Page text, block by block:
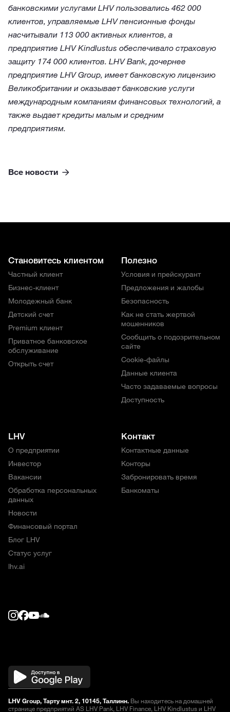
банковскими услугами LHV пользовались 462 000
клиентов, управляемые LHV пенсионные фонды
насчитывали 113 000 активных клиентов, а
предприятие LHV Kindlustus обеспечивало страховую
защиту 174 000 клиентов. LHV Bank, дочернее
предприятие LHV Group, имеет банковскую лицензию
Великобритании и оказывает банковские услуги
международным компаниям финансовых технологий, а
также выдает кредиты малым и средним
предприятиям.
Все новости
Становитесь клиентом
Частный клиент
Бизнес-клиент
Молодежный банк
Детский счет
Premium клиент
Приватное банковское
обслуживание
Открыть счет
Полезно
Условия и прейскурант
Предложения и жалобы
Безопасность
Как не стать жертвой
мошенников
Сообщить о подозрительном
сайте
Cookie-файлы
Данные клиента
Часто задаваемые вопросы
Доступность
LHV
О предприятии
Инвестор
Вакансии
Обработка персональных
данных
Новости
Финансовый портал
Блог LHV
Статус услуг
lhv.ai
Контакт
Контактные данные
Конторы
Забронировать время
Банкоматы
LHV Group, Тарту мнт. 2, 10145, Таллинн. Вы находитесь на домашней
странице предприятий AS LHV Pank, LHV Finance, LHV Kindlustus и LHV